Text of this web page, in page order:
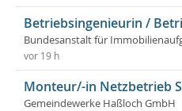
Betriebsingenieurin /
Bundesanstalt für
vor 19 h
Monteur/-in Netzbetrieb
Gemeindewerke Haßloch GmbH